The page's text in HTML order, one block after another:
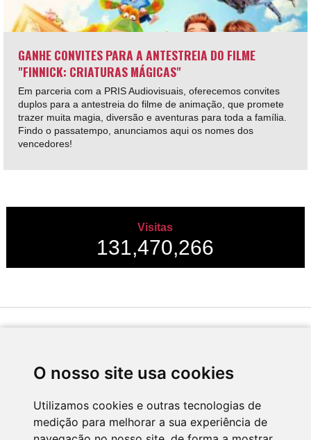
O nosso site usa cookies
Utilizamos cookies e outras tecnologias de
medição para melhorar a sua experiência de
GANHE CONVITES PARA A ANTESTREIA DO FILME
"FINNICK: CRIATURAS MÁGICAS"
Em parceria com a PRIS Audiovisuais, oferecemos convites
duplos para a antestreia do filme de animação, que promete
trazer muita magia, diversão e aventuras para toda a família.
Findo o passatempo, anunciamos aqui os nomes dos
vencedores!
Visitas
131,470,266